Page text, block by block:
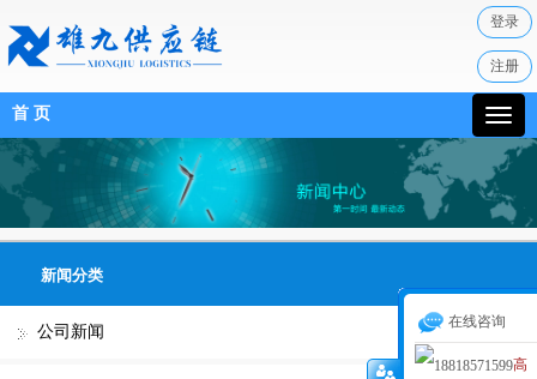
首 页
登录
注册
新闻分类
公司新闻
在线咨询
高